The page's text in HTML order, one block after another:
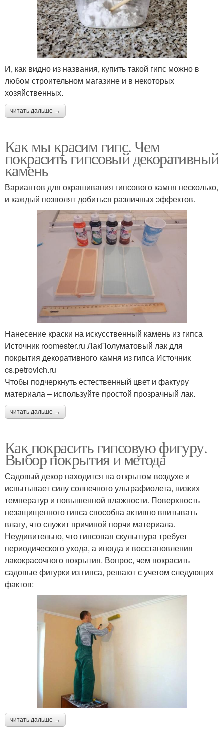
И, как видно из названия, купить такой гипс можно в
любом строительном магазине и в некоторых
хозяйственных.
читать дальше →
Как мы красим гипс. Чем
покрасить гипсовый декоративный
камень
Вариантов для окрашивания гипсового камня несколько,
и каждый позволят добиться различных эффектов.
Нанесение краски на искусственный камень из гипса
Источник roomester.ru ЛакПолуматовый лак для
покрытия декоративного камня из гипса Источник
cs.petrovich.ru
Чтобы подчеркнуть естественный цвет и фактуру
материала – используйте простой прозрачный лак.
читать дальше →
Как покрасить гипсовую фигуру.
Выбор покрытия и метода
Садовый декор находится на открытом воздухе и
испытывает силу солнечного ультрафиолета, низких
температур и повышенной влажности. Поверхность
незащищенного гипса способна активно впитывать
влагу, что служит причиной порчи материала.
Неудивительно, что гипсовая скульптура требует
периодического ухода, а иногда и восстановления
лакокрасочного покрытия. Вопрос, чем покрасить
садовые фигурки из гипса, решают с учетом следующих
фактов:
читать дальше →